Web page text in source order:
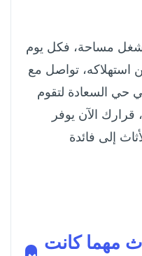
مساحة، فكل يوم
استهلاكه، تواصل مع
السعادة لتقوم
قرارك الآن يوفر
إلى فائدة
مهما كانت